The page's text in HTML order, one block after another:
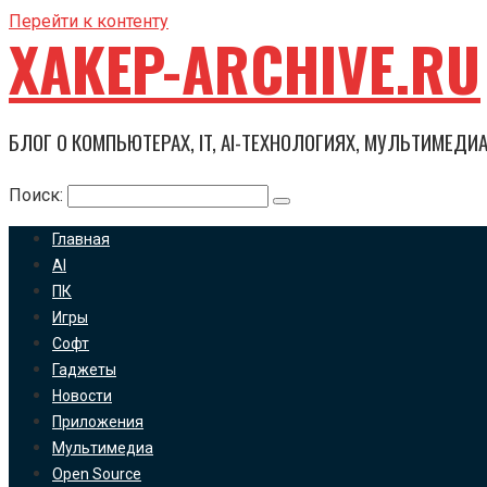
Перейти к контенту
XAKEP-ARCHIVE.RU
БЛОГ О КОМПЬЮТЕРАХ, IT, AI-ТЕХНОЛОГИЯХ, МУЛЬТИМЕДИА
Поиск:
Главная
AI
ПК
Игры
Софт
Гаджеты
Новости
Приложения
Мультимедиа
Open Source